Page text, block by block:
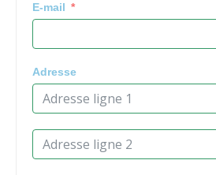
E-mail
Adresse